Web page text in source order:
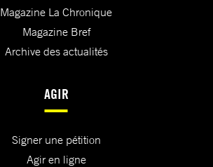
Magazine La Chronique
Magazine Bref
Archive des actualités
AGIR
Signer une pétition
Agir en ligne